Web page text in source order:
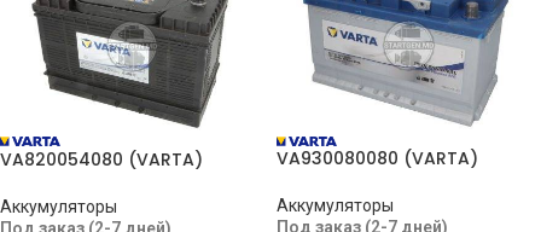
VA820054080 (VARTA)
Аккумуляторы
VA930080080 (VARTA)
Аккумуляторы
Под заказ (2-7 дней)